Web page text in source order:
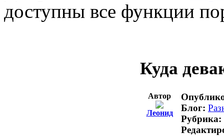
доступны все функции
Куда
Автор
Леонид
Блог:
Рубрика: